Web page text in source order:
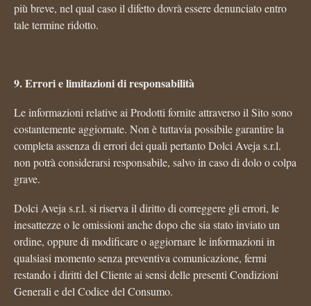
più breve, nel qual caso il difetto dovrà essere denunciato entro
tale termine ridotto.
9. Errori e limitazioni di responsabilità
Le informazioni relative ai Prodotti fornite attraverso il Sito sono
costantemente aggiornate. Non è tuttavia possibile garantire la
completa assenza di errori dei quali pertanto Dolci Aveja s.r.l.
non potrà considerarsi responsabile, salvo in caso di dolo o colpa
grave.
Dolci Aveja s.r.l. si riserva il diritto di correggere gli errori, le
inesattezze o le omissioni anche dopo che sia stato inviato un
ordine, oppure di modificare o aggiornare le informazioni in
qualsiasi momento senza preventiva comunicazione, fermi
restando i diritti del Cliente ai sensi delle presenti Condizioni
Generali e del Codice del Consumo.